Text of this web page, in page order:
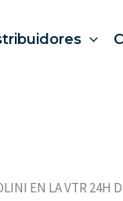
EN LA VTR 24H